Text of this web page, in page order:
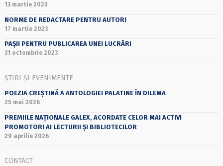
13 martie 2023
NORME DE REDACTARE PENTRU AUTORI
17 martie 2023
PAȘII PENTRU PUBLICAREA UNEI LUCRĂRI
31 octombrie 2023
ȘTIRI ȘI EVENIMENTE
POEZIA CREȘTINĂ A ANTOLOGIEI PALATINE ÎN DILEMA
25 mai 2026
PREMIILE NAȚIONALE GALEX, ACORDATE CELOR MAI ACTIVI
PROMOTORI AI LECTURII ȘI BIBLIOTECILOR
29 aprilie 2026
CONTACT